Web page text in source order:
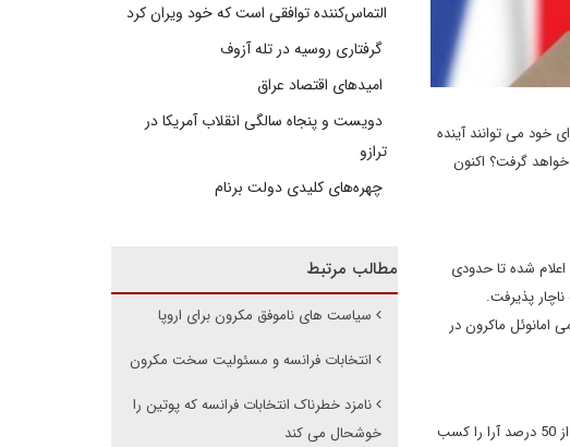
رای خود می توانند آینده
خواهد گرفت؟ اکنون
رای از 10 الی 24 آوریل 2022 دعوت شده اند. تاریخ اعلام شده تا حدودی
پذیرفت.
رسمی امانوئل ماکرون در
انتخابات ریاست جمهوری، یک رای گیری بدون نام در دو مرحله است. این بدان معناست که یک نامزد برای پیروزی در مرحله اول باید بیش از 50 درصد آرا را کسب
التماس‌کننده توافقی است که خود ویران کرد
گرفتاری روسیه در تله آزوف
امیدهای اقتصاد عراق
دویست و پنجاه سالگی انقلاب آمریکا در
ترازو
چهره‌های کلیدی دولت برنام
مطالب مرتبط
سیاست های ناموفق مکرون برای اروپا
انتخابات فرانسه و مسئولیت سخت مکرون
نامزد خطرناک انتخابات فرانسه که پوتین را
خوشحال می کند